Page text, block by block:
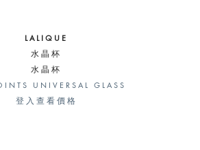
LALIQUE
水晶杯
水晶杯
UNIVERSAL GLASS
登入查看價格